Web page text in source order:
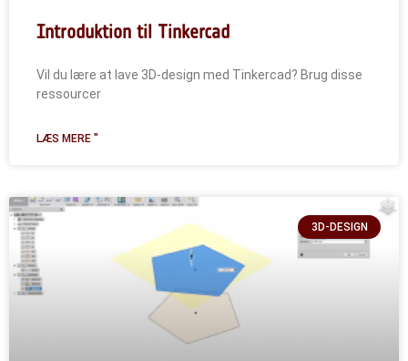
Introduktion til Tinkercad
Vil du lære at lave 3D-design med Tinkercad? Brug disse
ressourcer
LÆS MERE "
3D-DESIGN